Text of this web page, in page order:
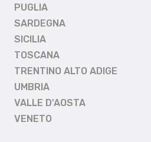
PUGLIA
SARDEGNA
SICILIA
TOSCANA
TRENTINO ALTO ADIGE
UMBRIA
VALLE D'AOSTA
VENETO